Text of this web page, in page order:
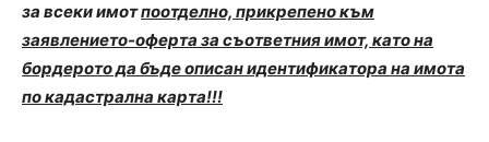
за всеки имотпоотделно, прикрепено към
заявлението-оферта за съответния имот, като на
бордерото да бъде описан идентификатора на имота
по кадастрална карта!!!